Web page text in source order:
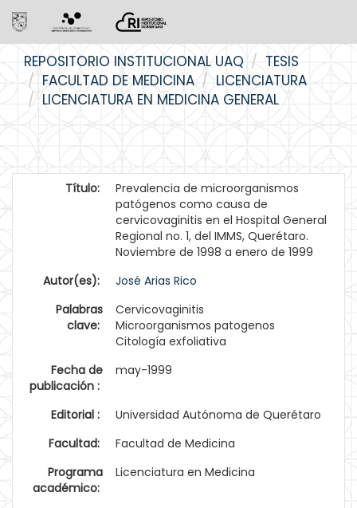
navigation
REPOSITORIO INSTITUCIONAL UAQ
TESIS
FACULTAD DE MEDICINA
LICENCIATURA
LICENCIATURA EN MEDICINA GENERAL
Título:
Prevalencia de microorganismos
patógenos como causa de
cervicovaginitis en el Hospital General
Regional no. 1, del IMMS, Querétaro.
Noviembre de 1998 a enero de 1999
Autor(es):
José Arias Rico
Palabras
clave:
Cervicovaginitis
Microorganismos patogenos
Citología exfoliativa
Fecha de
publicación :
may-1999
Editorial :
Universidad Autónoma de Querétaro
Facultad:
Facultad de Medicina
Programa
académico:
Licenciatura en Medicina